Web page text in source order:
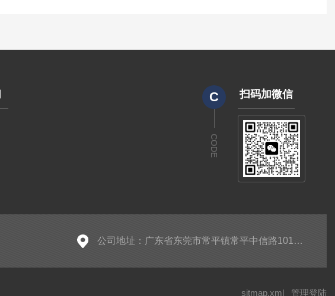
C
CODE
扫码加微信
公司地址：广东省东莞市常平镇常平中信路101号1号楼102室
sitmap.xml 管理登陆